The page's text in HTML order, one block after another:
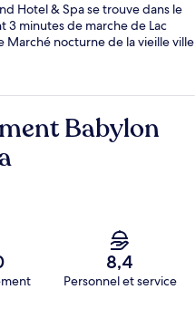
Hotel & Spa se trouve dans le
3 minutes de marche de Lac
Marché nocturne de la vieille ville
Babylon
8,4
Personnel et service